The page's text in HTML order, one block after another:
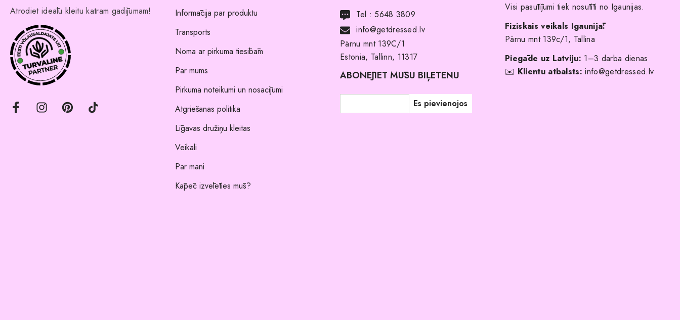
Atrodiet ideālu kleitu katram gadījumam!
Informācija par produktu
Transports
Noma ar pirkuma tiesībām
Par mums
Pirkuma noteikumi un nosacījumi
Atgriešanas politika
Līgavas družiņu kleitas
Veikali
Par mani
Kāpēc izvēlēties mūs?
Tel :5648 3809
info@getdressed.lv
Pärnu mnt 139C/1
Estonia, Tallinn, 11317
ABONĒJIET MŪSU BIĻETENU
Visi pasūtījumi tiek nosūtīti no Igaunijas.
Fiziskais veikals Igaunijā:
Pärnu mnt 139c/1, Tallina
Piegāde uz Latviju: 1–3 darba dienas
✉️ Klientu atbalsts: info@getdressed.lv